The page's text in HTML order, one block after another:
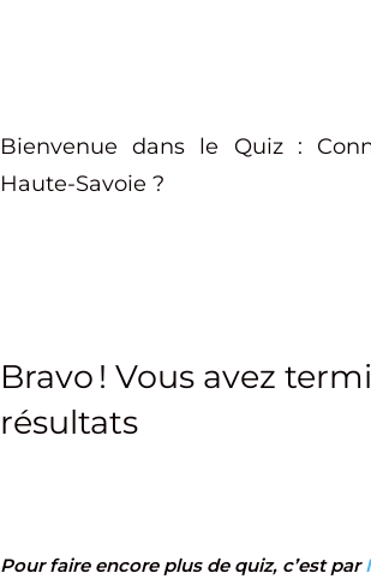
Bienvenue dans le Quiz :
Haute-Savoie ?
Bravo ! Vous avez
résultats
Pour faire encore plus de quiz, c’est par